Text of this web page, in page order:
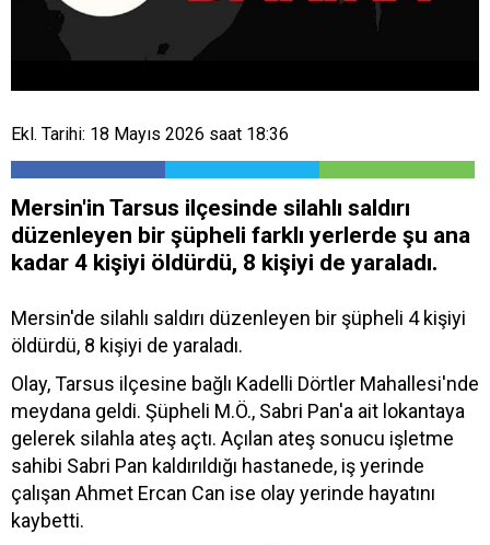
Ekl. Tarihi: 18 Mayıs 2026 saat 18:36
Mersin'in Tarsus ilçesinde silahlı saldırı
düzenleyen bir şüpheli farklı yerlerde şu ana
kadar 4 kişiyi öldürdü, 8 kişiyi de yaraladı.
Mersin'de silahlı saldırı düzenleyen bir şüpheli 4 kişiyi
öldürdü, 8 kişiyi de yaraladı.
Olay, Tarsus ilçesine bağlı Kadelli Dörtler Mahallesi'nde
meydana geldi. Şüpheli M.Ö., Sabri Pan'a ait lokantaya
gelerek silahla ateş açtı. Açılan ateş sonucu işletme
sahibi Sabri Pan kaldırıldığı hastanede, iş yerinde
çalışan Ahmet Ercan Can ise olay yerinde hayatını
kaybetti.